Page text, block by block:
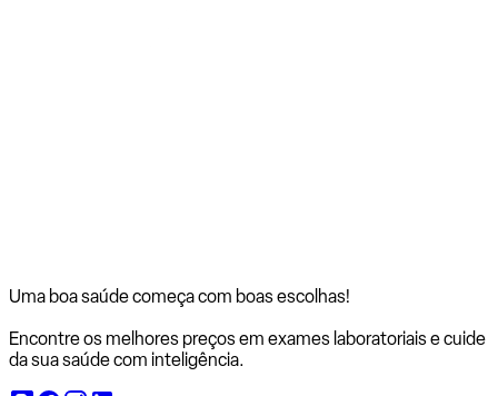
Uma boa saúde começa com boas escolhas!
Encontre os melhores preços em exames laboratoriais e cuide
da sua saúde com inteligência.